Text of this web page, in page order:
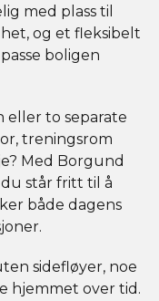
med plass til
og et fleksibelt
boligen
eller to separate
treningsrom
Med Borgund
står fritt til å
både dagens
sidefløyer, noe
hjemmet over tid.